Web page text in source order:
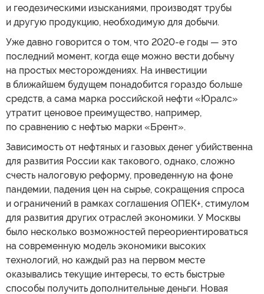
и геодезическими изысканиями, производят трубы
и другую продукцию, необходимую для добычи.
Уже давно говорится о том, что 2020-е годы — это
последний момент, когда еще можно вести добычу
на простых месторождениях. На инвестиции
в ближайшем будущем понадобится гораздо больше
средств, а сама марка российской нефти «Юралс»
утратит ценовое преимущество, например,
по сравнению с нефтью марки «Брент».
Зависимость от нефтяных и газовых денег убийственна
для развития России как такового, однако, сложно
счесть налоговую реформу, проведенную на фоне
пандемии, падения цен на сырье, сокращения спроса
и ограничений в рамках соглашения ОПЕК+, стимулом
для развития других отраслей экономики. У Москвы
было несколько возможностей переориентироваться
на современную модель экономики высоких
технологий, но каждый раз на первом месте
оказывались текущие интересы, то есть быстрые
способы получить дополнительные деньги. Новая